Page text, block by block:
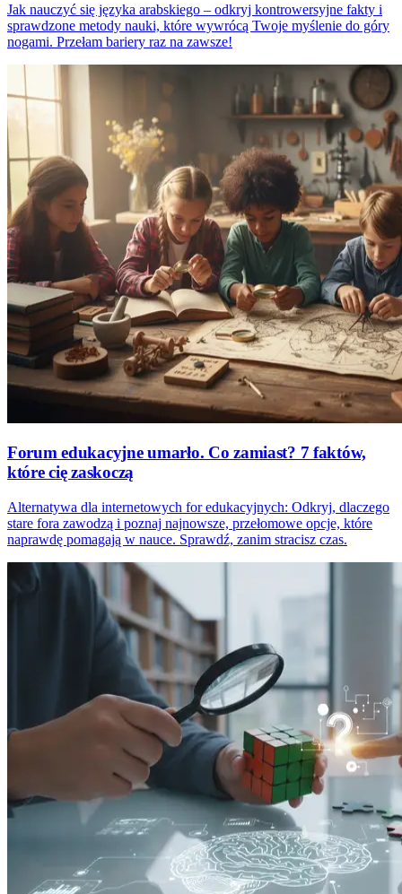
Jak nauczyć się języka arabskiego – odkryj kontrowersyjne fakty i
sprawdzone metody nauki, które wywrócą Twoje myślenie do góry
nogami. Przełam bariery raz na zawsze!
Forum edukacyjne umarło. Co zamiast? 7 faktów,
które cię zaskoczą
Alternatywa dla internetowych for edukacyjnych: Odkryj, dlaczego
stare fora zawodzą i poznaj najnowsze, przełomowe opcje, które
naprawdę pomagają w nauce. Sprawdź, zanim stracisz czas.